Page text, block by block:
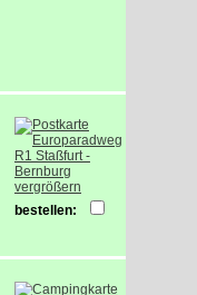
vergrößern
bestellen: